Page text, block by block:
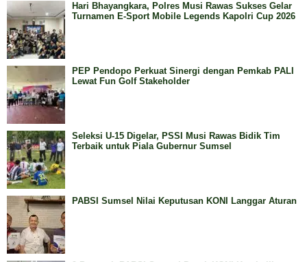
Hari Bhayangkara, Polres Musi Rawas Sukses Gelar
Turnamen E-Sport Mobile Legends Kapolri Cup 2026
PEP Pendopo Perkuat Sinergi dengan Pemkab PALI
Lewat Fun Golf Stakeholder
Seleksi U-15 Digelar, PSSI Musi Rawas Bidik Tim
Terbaik untuk Piala Gubernur Sumsel
PABSI Sumsel Nilai Keputusan KONI Langgar Aturan